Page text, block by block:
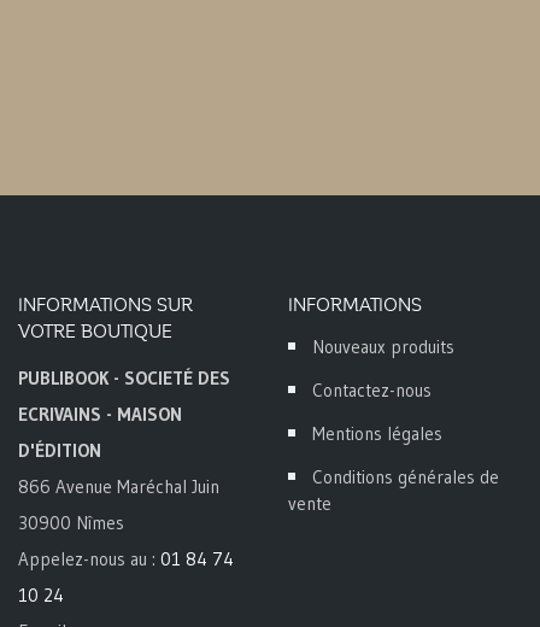
INFORMATIONS SUR
VOTRE BOUTIQUE
PUBLIBOOK - SOCIETÉ DES
ECRIVAINS - MAISON
D'ÉDITION
866 Avenue Maréchal Juin
30900 Nîmes
Appelez-nous au : 01 84 74
10 24
INFORMATIONS
Nouveaux produits
Contactez-nous
Mentions légales
Conditions générales de
vente